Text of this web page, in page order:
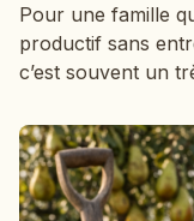
Pour une famille
productif sans
c’est souvent un